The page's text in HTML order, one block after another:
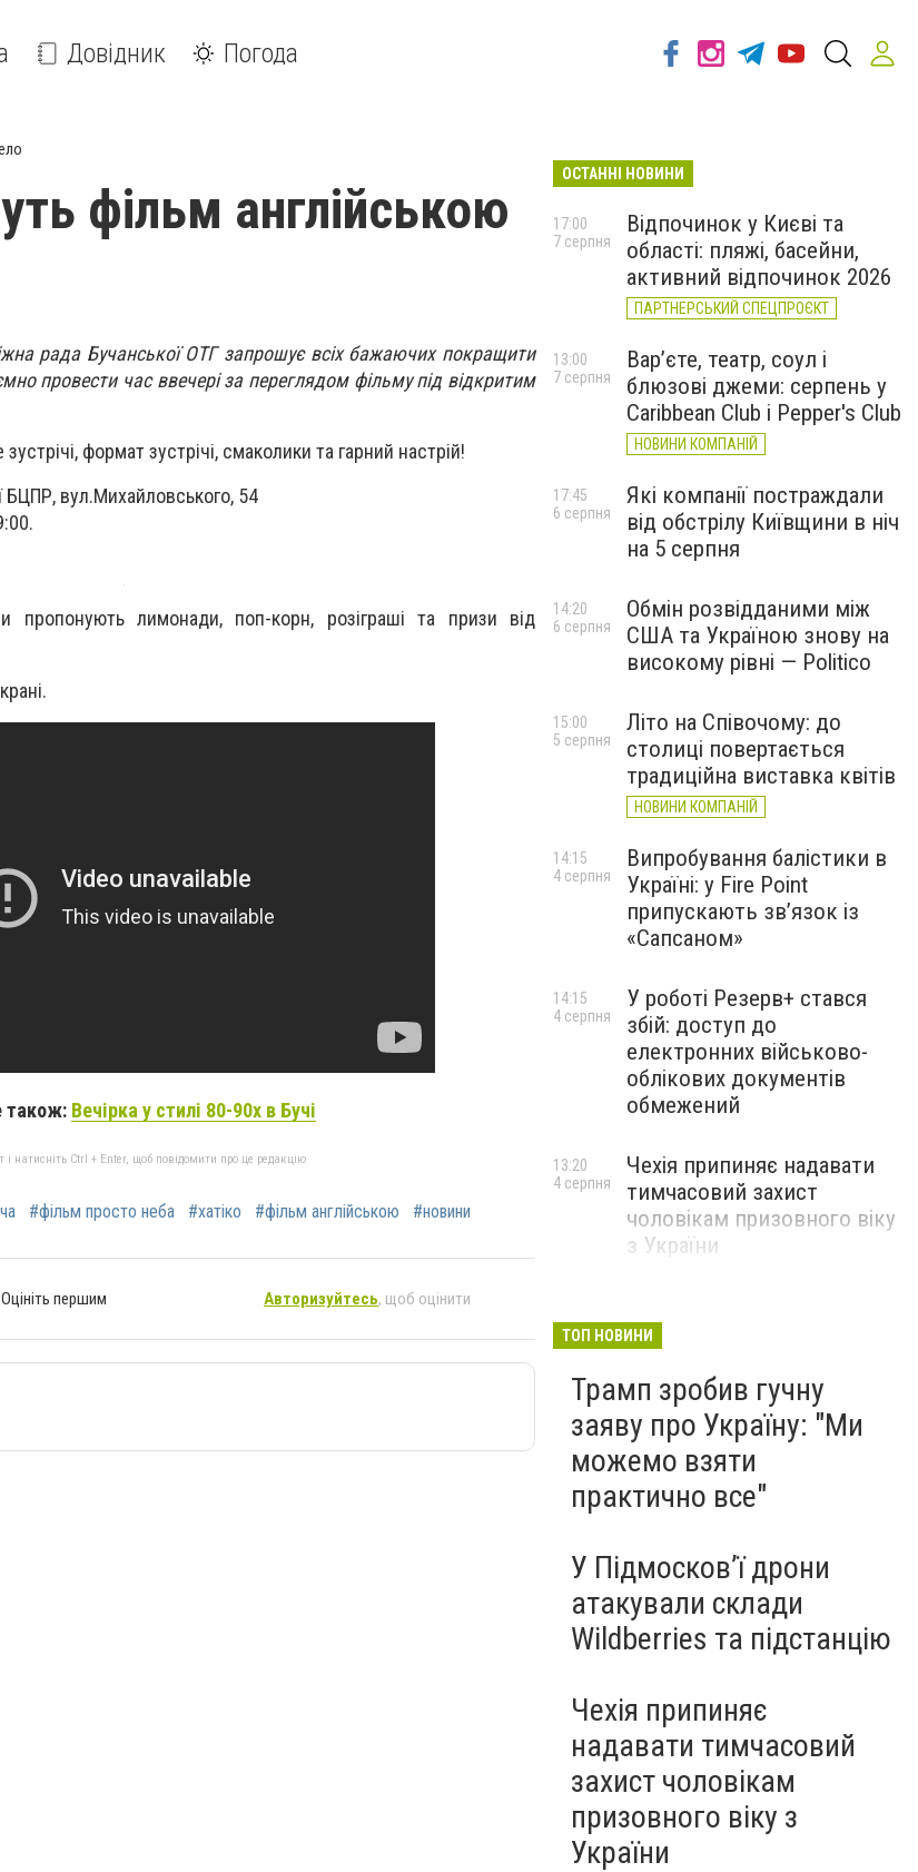
Довідник Погода
фільм англійською
рада Бучанської ОТГ запрошує всіх бажаючих покращити
провести час ввечері за переглядом фільму під відкритим
формат зустрічі, смаколики та гарний настрій!
БЦПР, вул.Михайловського, 54
пропонують лимонади, поп-корн, розіграші та призи від
також: Вечірка у стилі 80-90х в Бучі
натисніть Ctrl + Enter, щоб повідомити про це редакцію
#фільм просто неба #хатіко #фільм англійською #новини
Оцініть першим Авторизуйтесь, щоб оцінити
ОСТАННІ НОВИНИ
Відпочинок у Києві та
області: пляжі, басейни,
активний відпочинок 2026
ПАРТНЕРСЬКИЙ СПЕЦПРОЄКТ
17:00
7 серпня
Вар’єте, театр, соул і
блюзові джеми: серпень у
Caribbean Club і Pepper's Club
НОВИНИ КОМПАНІЙ
13:00
7 серпня
Які компанії постраждали
від обстрілу Київщини в ніч
на 5 серпня
17:45
6 серпня
Обмін розвідданими між
США та Україною знову на
високому рівні — Politico
14:20
6 серпня
Літо на Співочому: до
столиці повертається
традиційна виставка квітів
НОВИНИ КОМПАНІЙ
15:00
5 серпня
Випробування балістики в
Україні: у Fire Point
припускають зв’язок із
«Сапсаном»
14:15
4 серпня
У роботі Резерв+ стався
збій: доступ до
електронних військово-
облікових документів
обмежений
14:15
4 серпня
Чехія припиняє надавати
тимчасовий захист
чоловікам призовного віку
з України
13:20
4 серпня
ТОП НОВИНИ
Трамп зробив гучну
заяву про Україну: "Ми
можемо взяти
практично все"
У Підмосков’ї дрони
атакували склади
Wildberries та підстанцію
Чехія припиняє
надавати тимчасовий
захист чоловікам
призовного віку з
України